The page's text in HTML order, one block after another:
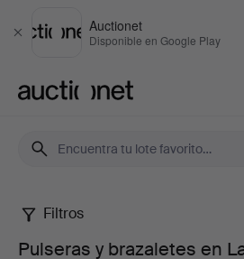
Cerrar
Auctionet
Disponible en Google Play
Pulseras
Filtros
Pulseras y brazaletes en